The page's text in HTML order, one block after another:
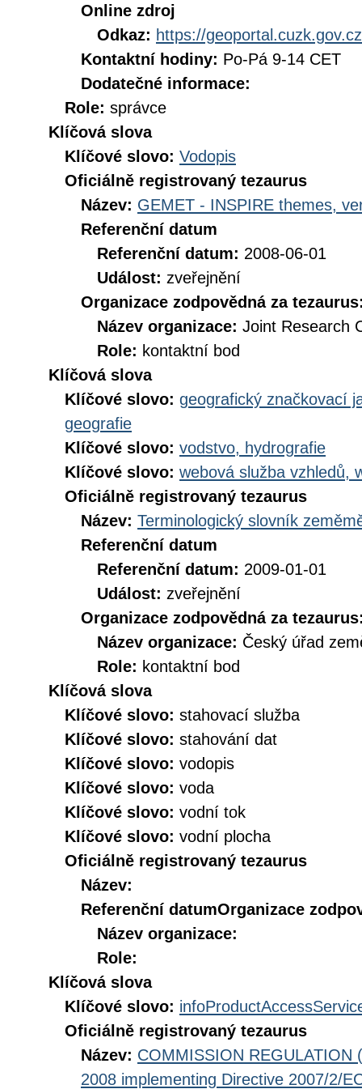
Online zdroj
Odkaz: https://geoportal.cuzk.gov.cz
Kontaktní hodiny: Po-Pá 9-14 CET
Dodatečné informace:
Role: správce
Klíčová slova
Klíčové slovo: Vodopis
Oficiálně registrovaný tezaurus
Název: GEMET - INSPIRE themes,
Referenční datum
Referenční datum: 2008-06-01
Událost: zveřejnění
Organizace zodpovědná za
Název organizace: Joint Research
Role: kontaktní bod
Klíčová slova
Klíčové slovo: geografický značkovací
geografie
Klíčové slovo: vodstvo, hydrografie
Klíčové slovo: webová služba vzhledů,
Oficiálně registrovaný tezaurus
Název: Terminologický slovník
Referenční datum
Referenční datum: 2009-01-01
Událost: zveřejnění
Organizace zodpovědná za
Název organizace: Český úřad
Role: kontaktní bod
Klíčová slova
Klíčové slovo: stahovací služba
Klíčové slovo: stahování dat
Klíčové slovo: vodopis
Klíčové slovo: voda
Klíčové slovo: vodní tok
Klíčové slovo: vodní plocha
Oficiálně registrovaný tezaurus
Název:
Referenční datumOrganizace
Název organizace:
Role:
Klíčová slova
Klíčové slovo:
Oficiálně registrovaný tezaurus
Název: COMMISSION REGULATION
2008 implementing Directive 2007/2/